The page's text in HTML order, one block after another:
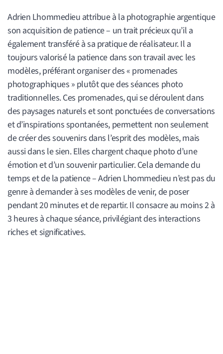
Adrien Lhommedieu attribue à la photographie argentique
son acquisition de patience – un trait précieux qu’il a
également transféré à sa pratique de réalisateur. Il a
toujours valorisé la patience dans son travail avec les
modèles, préférant organiser des « promenades
photographiques » plutôt que des séances photo
traditionnelles. Ces promenades, qui se déroulent dans
des paysages naturels et sont ponctuées de conversations
et d’inspirations spontanées, permettent non seulement
de créer des souvenirs dans l’esprit des modèles, mais
aussi dans le sien. Elles chargent chaque photo d’une
émotion et d’un souvenir particulier. Cela demande du
temps et de la patience – Adrien Lhommedieu n’est pas du
genre à demander à ses modèles de venir, de poser
pendant 20 minutes et de repartir. Il consacre au moins 2 à
3 heures à chaque séance, privilégiant des interactions
riches et significatives.